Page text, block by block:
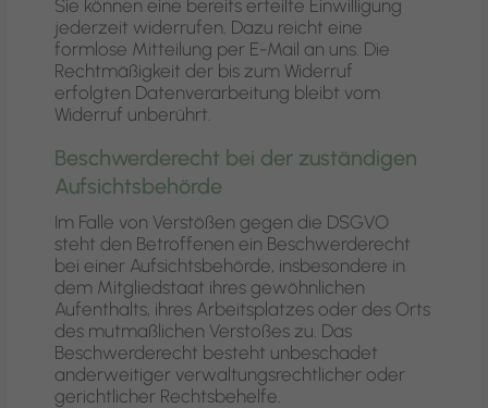
Sie können eine bereits erteilte Einwilligung
jederzeit widerrufen. Dazu reicht eine
formlose Mitteilung per E-Mail an uns. Die
Rechtmäßigkeit der bis zum Widerruf
erfolgten Datenverarbeitung bleibt vom
Widerruf unberührt.
Beschwerderecht bei der zuständigen
Aufsichtsbehörde
Im Falle von Verstößen gegen die DSGVO
steht den Betroffenen ein Beschwerderecht
bei einer Aufsichtsbehörde, insbesondere in
dem Mitgliedstaat ihres gewöhnlichen
Aufenthalts, ihres Arbeitsplatzes oder des Orts
des mutmaßlichen Verstoßes zu. Das
Beschwerderecht besteht unbeschadet
anderweitiger verwaltungsrechtlicher oder
gerichtlicher Rechtsbehelfe.